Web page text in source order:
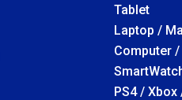
Tablet
Laptop /
Computer
PS4 /